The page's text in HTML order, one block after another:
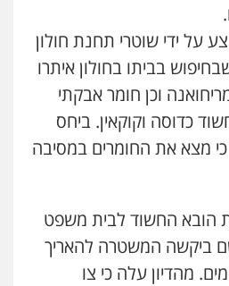
רחאל
חמורה
אוזן משרד עורכי דין
תנועה תעבורה פשיעה
סביחאת
על ידי שוטרי תחנת חולון
בביתו בחולון איתרו
כ-5.2 ק"ג מריחואנה וכן חומר אבקתי
כדוסה וקוקאין. ביחס
מצא את החומרים במסיבה
הובא החשוד לבית משפט
ביקשה המשטרה להאריך
מהדיון עלה כי צו